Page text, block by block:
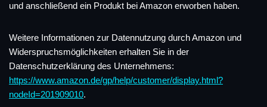
und anschließend ein Produkt bei Amazon erworben haben.
Weitere Informationen zur Datennutzung durch Amazon und
Widerspruchsmöglichkeiten erhalten Sie in der
Datenschutzerklärung des Unternehmens:
https://www.amazon.de/gp/help/customer/display.html?
nodeId=201909010.